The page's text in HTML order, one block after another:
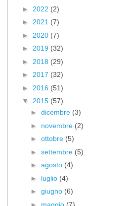
► 2022 (2)
► 2021 (7)
► 2020 (7)
► 2019 (32)
► 2018 (29)
► 2017 (32)
► 2016 (51)
▼ 2015 (57)
► dicembre (3)
► novembre (2)
► ottobre (5)
► settembre (5)
► agosto (4)
► luglio (4)
► giugno (6)
► maggio (7)